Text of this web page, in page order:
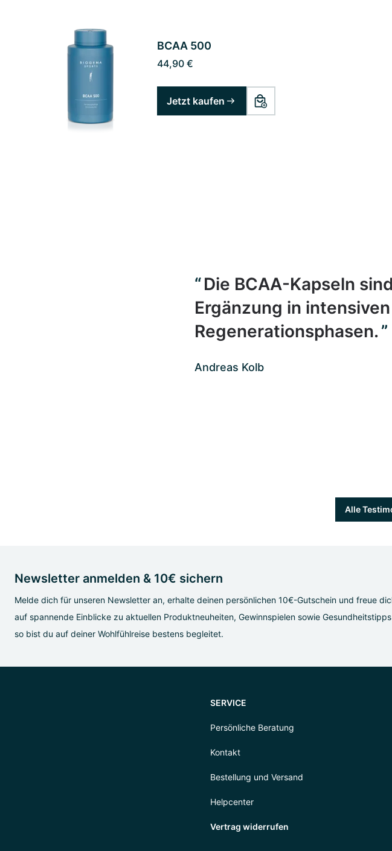
BCAA 500
44,90 €
Jetzt kaufen
Die BCAA-Kapseln
Ergänzung in
Regenerationsphasen.
Andreas Kolb
Alle
Newsletter anmelden & 10€ sichern
Melde dich für unseren Newsletter an, erhalte deinen persönlichen 10€-Gutschein und freue
auf spannende Einblicke zu aktuellen Produktneuheiten, Gewinnspielen sowie
so bist du auf deiner Wohlfühlreise bestens begleitet.
SERVICE
Persönliche Beratung
Kontakt
Bestellung und Versand
Helpcenter
Vertrag widerrufen